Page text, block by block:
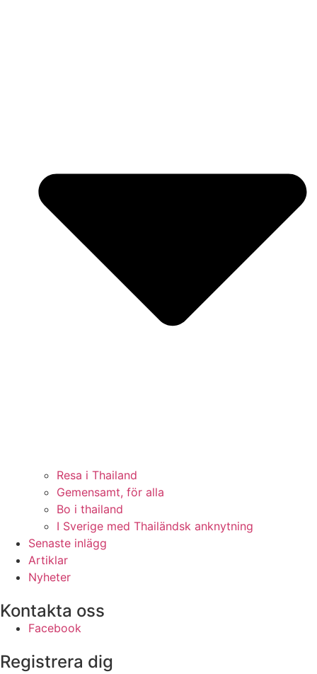
Resa i Thailand
Gemensamt, för alla
Bo i thailand
I Sverige med Thailändsk anknytning
Senaste inlägg
Artiklar
Nyheter
Kontakta oss
Facebook
Registrera dig